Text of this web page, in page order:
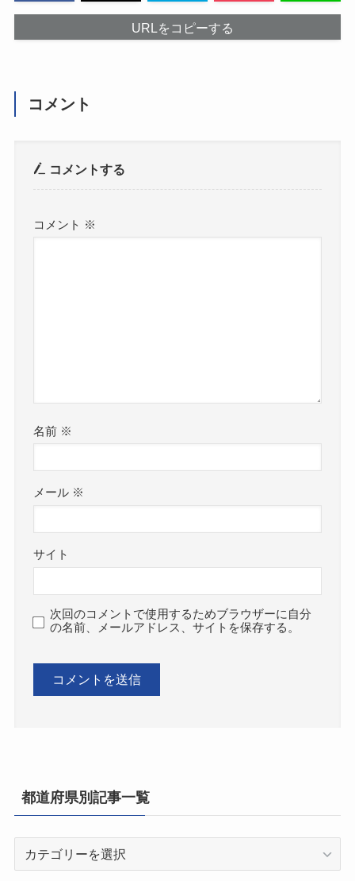
URLをコピーする
コメント
コメントする
コメント ※
名前 ※
メール ※
サイト
次回のコメントで使用するためブラウザーに自分
の名前、メールアドレス、サイトを保存する。
都道府県別記事一覧